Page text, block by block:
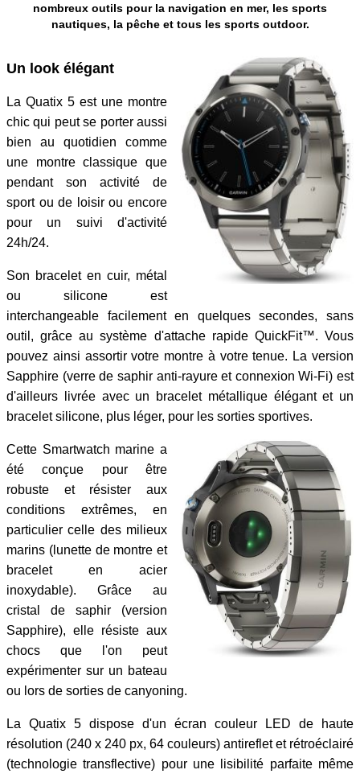
nombreux outils pour la navigation en mer, les sports
nautiques, la pêche et tous les sports outdoor.
Un look élégant
La Quatix 5 est une montre
chic qui peut se porter aussi
bien au quotidien comme
une montre classique que
pendant son activité de
sport ou de loisir ou encore
pour un suivi d'activité
24h/24.
Son bracelet en cuir, métal
ou silicone est
interchangeable facilement en quelques secondes, sans
outil, grâce au système d'attache rapide QuickFit™. Vous
pouvez ainsi assortir votre montre à votre tenue. La version
Sapphire (verre de saphir anti-rayure et connexion Wi-Fi) est
d'ailleurs livrée avec un bracelet métallique élégant et un
bracelet silicone, plus léger, pour les sorties sportives.
Cette Smartwatch marine a
été conçue pour être
robuste et résister aux
conditions extrêmes, en
particulier celle des milieux
marins (lunette de montre et
bracelet en acier
inoxydable). Grâce au
cristal de saphir (version
Sapphire), elle résiste aux
chocs que l'on peut
expérimenter sur un bateau
ou lors de sorties de canyoning.
La Quatix 5 dispose d'un écran couleur LED de haute
résolution (240 x 240 px, 64 couleurs) antireflet et rétroéclairé
(technologie transflective) pour une lisibilité parfaite même